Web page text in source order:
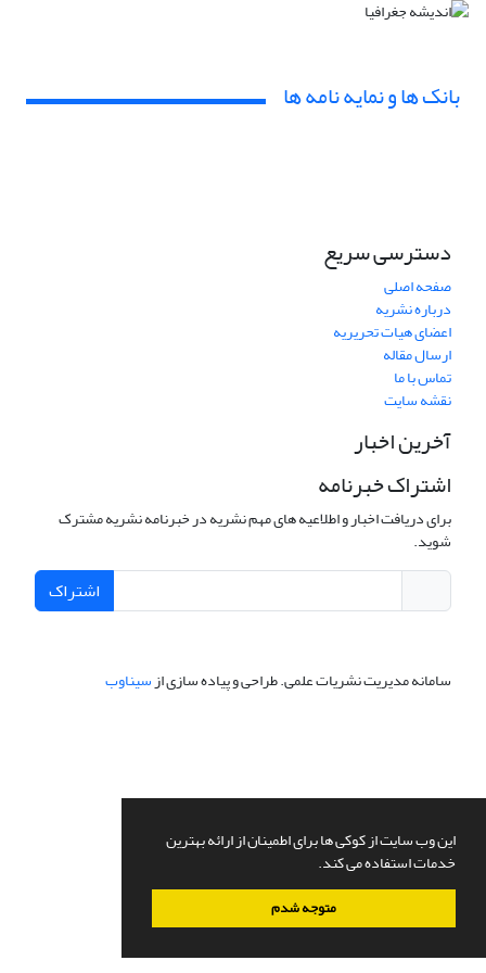
این وب سایت از کوکی ها برای اطمینان از ارائه بهترین
خدمات استفاده می کند.
متوجه شدم
بانک ها و نمایه نامه ها
دسترسی سریع
صفحه اصلی
درباره نشریه
اعضای هیات تحریریه
ارسال مقاله
تماس با ما
نقشه سایت
آخرین اخبار
اشتراک خبرنامه
برای دریافت اخبار و اطلاعیه های مهم نشریه در خبرنامه نشریه مشترک
شوید.
اشتراک
سامانه مدیریت نشریات علمی.طراحی و پیاده سازی ازسیناوب